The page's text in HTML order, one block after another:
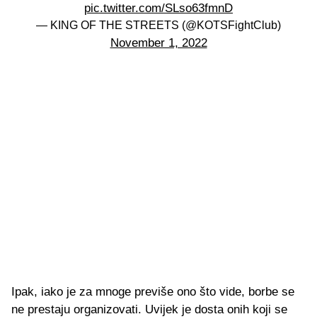
pic.twitter.com/SLso63fmnD
— KING OF THE STREETS (@KOTSFightClub)
November 1, 2022
Ipak, iako je za mnoge previše ono što vide, borbe se
ne prestaju organizovati. Uvijek je dosta onih koji se